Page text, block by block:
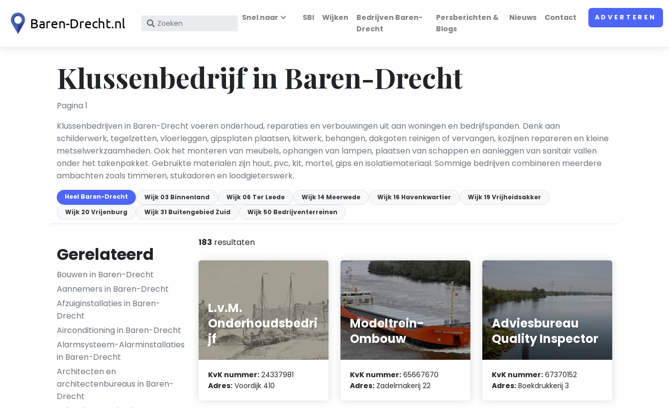
Zoek
KvK
nummer
Snel naar SBI Wijken
Bedrijven Baren-
Drecht
Persberichten &
Blogs
Nieuws Contact ADVERTEREN
Klussenbedrijf in Baren-Drecht
Pagina 1
Klussenbedrijven in Baren-Drecht voeren onderhoud, reparaties en verbouwingen uit aan woningen en bedrijfspanden. Denk aan
schilderwerk, tegelzetten, vloerleggen, gipsplaten plaatsen, kitwerk, behangen, dakgoten reinigen of vervangen, kozijnen repareren en kleine
metselwerkzaamheden. Ook het monteren van meubels, ophangen van lampen, plaatsen van schappen en aanleggen van sanitair vallen
onder het takenpakket. Gebruikte materialen zijn hout, pvc, kit, mortel, gips en isolatiemateriaal. Sommige bedrijven combineren meerdere
ambachten zoals timmeren, stukadoren en loodgieterswerk.
Heel Baren-Drecht Wijk 03 Binnenland Wijk 06 Ter Leede Wijk 14 Meerwede Wijk 16 Havenkwartier
Wijk 19 Vrijheidsakker
Wijk 20 Vrijenburg
Wijk 31 Buitengebied Zuid Wijk 50 Bedrijventerreinen
Gerelateerd
Bouwen in Baren-Drecht
Aannemers in Baren-Drecht
Afzuiginstallaties in Baren-
Drecht
Airconditioning in Baren-Drecht
Alarmsysteem-Alarminstallaties
in Baren-Drecht
Architecten en
architectenbureaus in Baren-
Drecht
183 resultaten
L.v.M.
Onderhoudsbedri
jf
KvK nummer: 24337981
Adres: Voordijk 410
Modeltrein-
Ombouw
KvK nummer: 65667670
Adres: Zadelmakerij 22
Adviesbureau
Quality Inspector
KvK nummer: 67370152
Adres: Boekdrukkerij 3